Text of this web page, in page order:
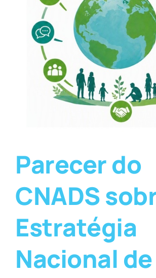
Parecer do
CNADS
Estratégia
Nacional de